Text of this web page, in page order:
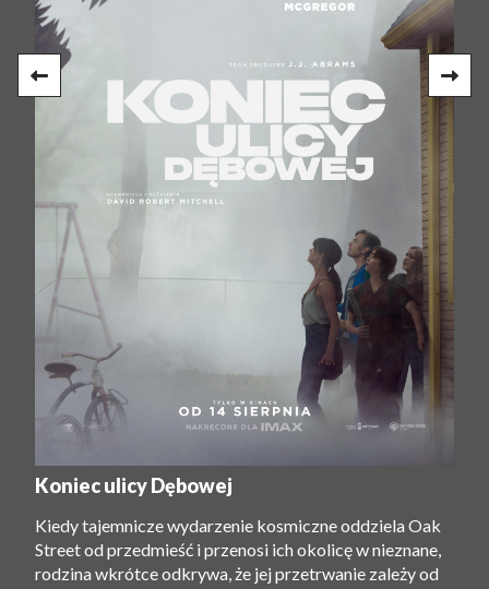
Koniec ulicy Dębowej
Kiedy tajemnicze wydarzenie kosmiczne oddziela Oak
Street od przedmieść i przenosi ich okolicę w nieznane,
rodzina wkrótce odkrywa, że ​​jej przetrwanie zależy od